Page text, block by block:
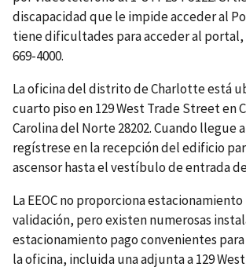
discapacidad que le impide acceder al
tiene dificultades para acceder al portal,
669-4000.
La oficina del distrito de Charlotte está
cuarto piso en 129 West Trade Street en
Carolina del Norte 28202. Cuando llegue
regístrese en la recepción del edificio
ascensor hasta el vestíbulo de entrada
La EEOC no proporciona
validación, pero existen numerosas
estacionamiento pago convenientes
la oficina, incluida una adjunta a 129